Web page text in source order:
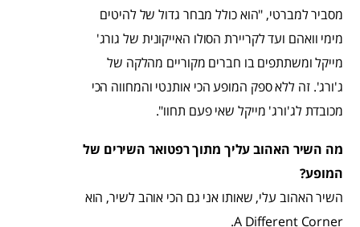
מסביר למברטי, "הוא כולל מבחר גדול של להיטים
מימי וואהם ועד לקריירת הסולו האייקונית של גורג'
מייקל ומשתתפים בו חברים מקוריים מהלקה של
ג'ורג'. זה ללא ספק המופע הכי אותנטי והמחווה הכי
מכובדת לג'ורג' מייקל שאי פעם תחוו".
מה השיר האהוב עליך מתוך רפטואר השירים של
המופע?
השיר האהוב עלי, שאותו אני גם הכי אוהב לשיר, הוא
A Different Corner.